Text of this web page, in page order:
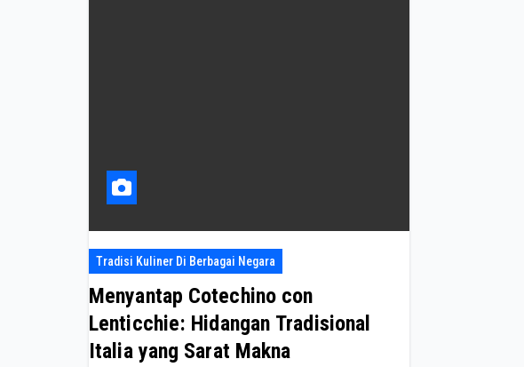
Tradisi Kuliner Di Berbagai Negara
Menyantap Cotechino con
Lenticchie: Hidangan Tradisional
Italia yang Sarat Makna